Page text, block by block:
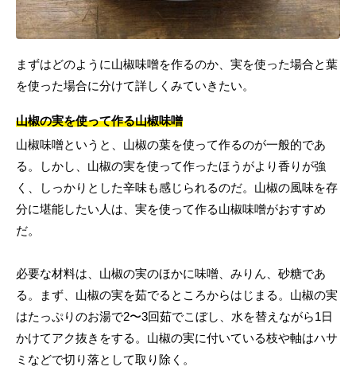
まずはどのように山椒味噌を作るのか、実を使った場合と葉
を使った場合に分けて詳しくみていきたい。
山椒の実を使って作る山椒味噌
山椒味噌というと、山椒の葉を使って作るのが一般的であ
る。しかし、山椒の実を使って作ったほうがより香りが強
く、しっかりとした辛味も感じられるのだ。山椒の風味を存
分に堪能したい人は、実を使って作る山椒味噌がおすすめ
だ。
必要な材料は、山椒の実のほかに味噌、みりん、砂糖であ
る。まず、山椒の実を茹でるところからはじまる。山椒の実
はたっぷりのお湯で2〜3回茹でこぼし、水を替えながら1日
かけてアク抜きをする。山椒の実に付いている枝や軸はハサ
ミなどで切り落として取り除く。